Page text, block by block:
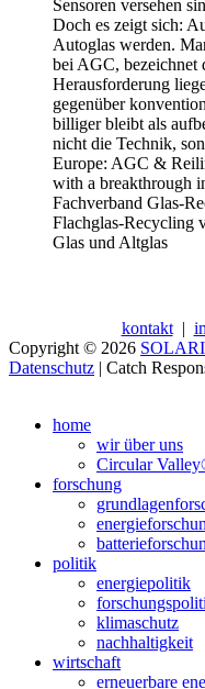
Sensoren versehen
Doch es zeigt sich:
Autoglas werden.
bei AGC, bezeichnet
Herausforderung
gegenüber
billiger bleibt als
nicht die Technik,
Europe: AGC &
with a breakthrough
Fachverband Glas-
Flachglas-Recycling
Glas und Altglas
kontakt|
Copyright © 2026
Datenschutz | Catch
oben
scrollen
home
wir über uns
Circular
forschung
politik
energiepolitik
klimaschutz
nachhaltigkeit
wirtschaft
erneuerbare